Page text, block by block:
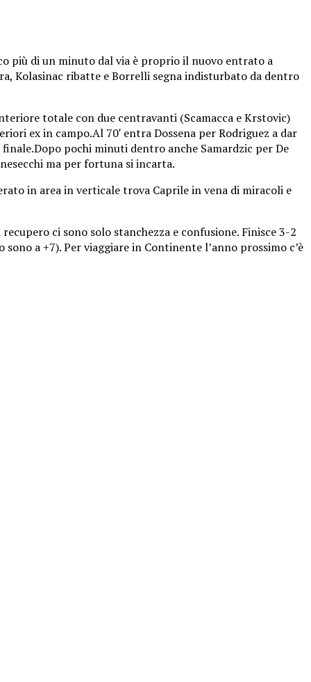
più di un minuto dal via è proprio il nuovo entrato a
Kolasinac ribatte e Borrelli segna indisturbato da dentro
totale con due centravanti (Scamacca e Krstovic)
ex in campo.Al 70′ entra Dossena per Rodriguez a dar
pochi minuti dentro anche Samardzic per De
ma per fortuna si incarta.
in area in verticale trova Caprile in vena di miracoli e
ci sono solo stanchezza e confusione. Finisce 3-2
a +7). Per viaggiare in Continente l’anno prossimo c’è